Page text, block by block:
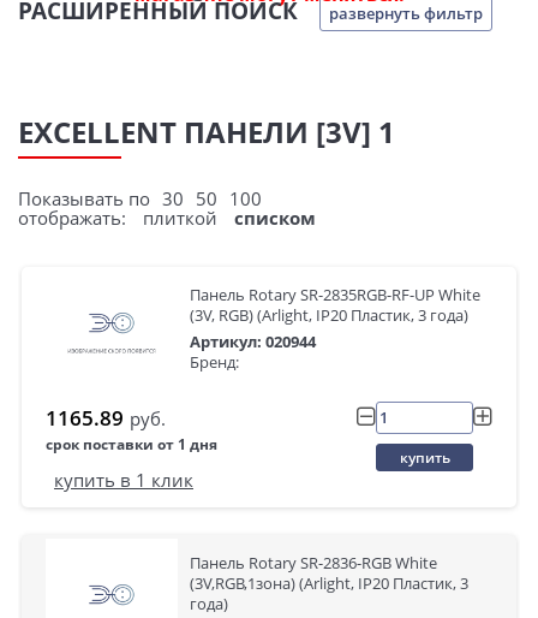
РАСШИРЕННЫЙ ПОИСК развернуть фильтр
EXCELLENT ПАНЕЛИ [3V] 1
Показывать по 30 50 100
отображать:
плиткой списком
Панель Rotary SR-2835RGB-RF-UP White
(3V, RGB) (Arlight, IP20 Пластик, 3 года)
Артикул: 020944
Бренд:
1165.89 руб.
срок поставки от 1 дня
купить
купить в 1 клик
Панель Rotary SR-2836-RGB White
(3V,RGB,1зона) (Arlight, IP20 Пластик, 3
года)